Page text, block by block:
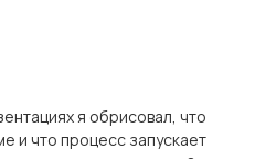
я обрисовал, что
и что процесс запускает